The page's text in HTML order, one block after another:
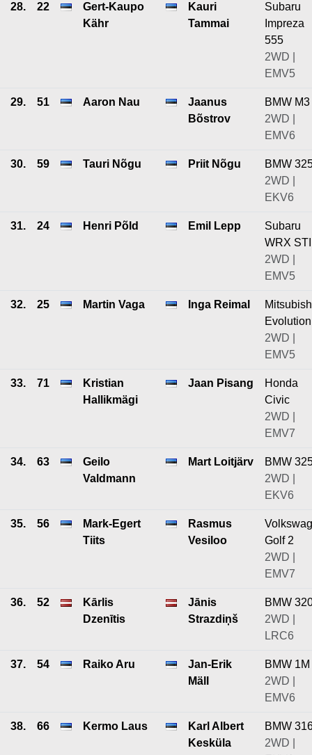
28. 22
Gert-Kaupo
Kähr
Kauri
Tammai
Subaru
Impreza
555
2WD |
EMV5
29. 51 Aaron Nau
Jaanus
Bõstrov
BMW M3
2WD |
EMV6
30. 59 Tauri Nõgu Priit Nõgu
BMW
2WD |
EKV6
31. 24 Henri Põld Emil Lepp
Subaru
WRX STI
2WD |
EMV5
32. 25 Martin Vaga Inga Reimal
2WD |
EMV5
33. 71
Kristian
Hallikmägi
Jaan Pisang
Honda
Civic
2WD |
EMV7
34. 63
Geilo
Valdmann
Mart Loitjärv
BMW
2WD |
EKV6
35. 56
Mark-Egert
Tiits
Rasmus
Vesiloo
Golf 2
2WD |
EMV7
36. 52
Kārlis
Dzenītis
Jānis
Strazdiņš
BMW
2WD |
LRC6
37. 54 Raiko Aru
Jan-Erik
Mäll
BMW 1M
2WD |
EMV6
38. 66 Kermo Laus
Karl Albert
Kesküla
BMW
2WD |